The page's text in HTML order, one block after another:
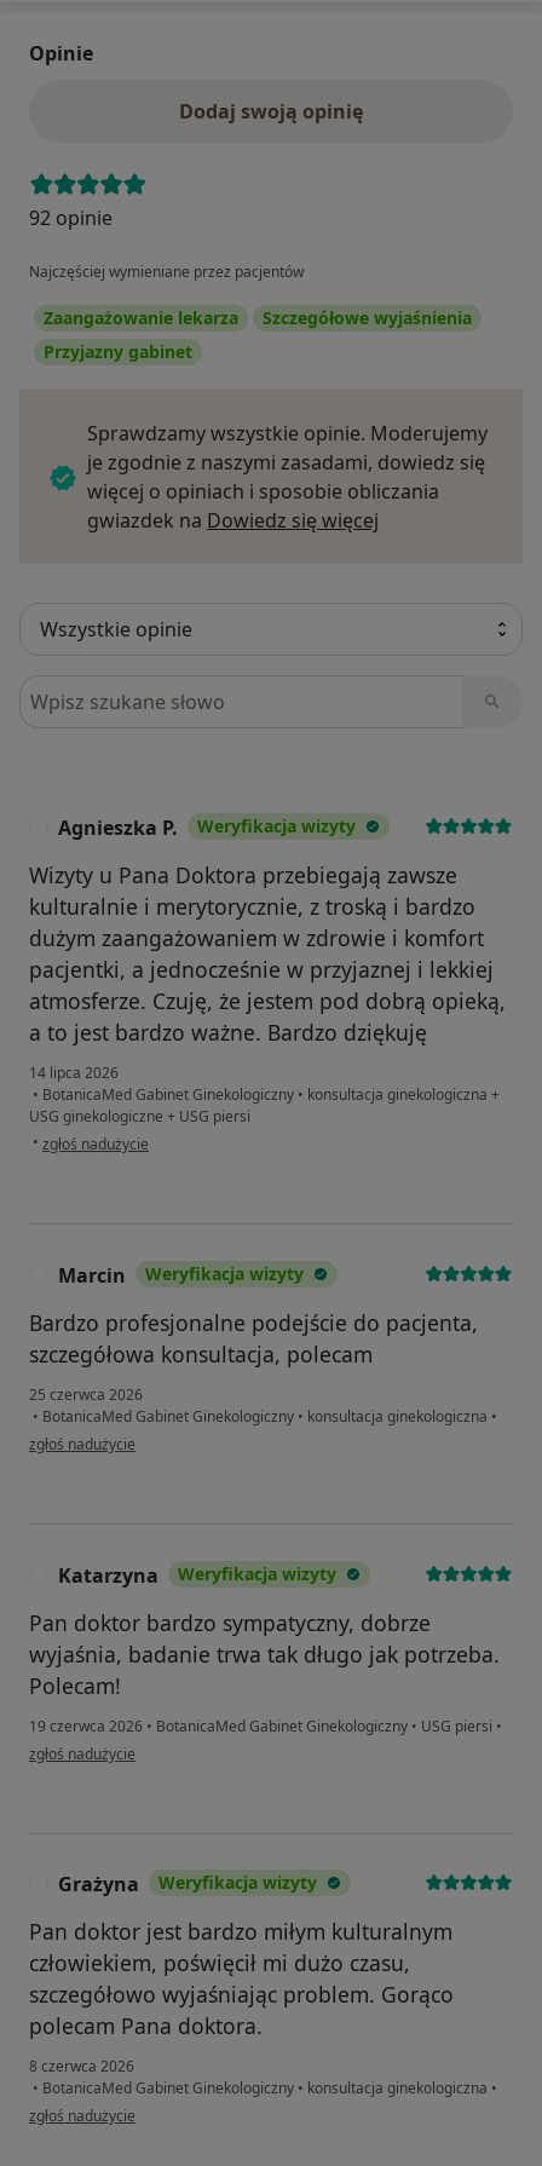
Opinie
Dodaj swoją opinię
92 opinie
Najczęściej wymieniane przez pacjentów
Zaangażowanie lekarza
Szczegółowe wyjaśnienia
Przyjazny gabinet
Sprawdzamy wszystkie opinie. Moderujemy
je zgodnie z naszymi zasadami, dowiedz się
więcej o opiniach i sposobie obliczania
gwiazdek na Dowiedz się więcej
Szukaj w opiniach
Agnieszka P. Weryfikacja wizyty
Wizyty u Pana Doktora przebiegają zawsze
kulturalnie i merytorycznie, z troską i bardzo
dużym zaangażowaniem w zdrowie i komfort
pacjentki, a jednocześnie w przyjaznej i lekkiej
atmosferze. Czuję, że jestem pod dobrą opieką,
a to jest bardzo ważne. Bardzo dziękuję
14 lipca 2026
• BotanicaMed Gabinet Ginekologiczny • konsultacja ginekologiczna +
USG ginekologiczne + USG piersi
• w opinii użytkownika Agnieszka P.
zgłoś nadużycie
Marcin Weryfikacja wizyty
Bardzo profesjonalne podejście do pacjenta,
szczegółowa konsultacja, polecam
25 czerwca 2026
• BotanicaMed Gabinet Ginekologiczny • konsultacja ginekologiczna •
w opinii użytkownika Marcin
zgłoś nadużycie
Katarzyna Weryfikacja wizyty
Pan doktor bardzo sympatyczny, dobrze
wyjaśnia, badanie trwa tak długo jak potrzeba.
Polecam!
19 czerwca 2026 • BotanicaMed Gabinet Ginekologiczny • USG piersi •
w opinii użytkownika Katarzyna
zgłoś nadużycie
Grażyna Weryfikacja wizyty
Pan doktor jest bardzo miłym kulturalnym
człowiekiem, poświęcił mi dużo czasu,
szczegółowo wyjaśniając problem. Gorąco
polecam Pana doktora.
8 czerwca 2026
• BotanicaMed Gabinet Ginekologiczny • konsultacja ginekologiczna •
w opinii użytkownika Grażyna
zgłoś nadużycie